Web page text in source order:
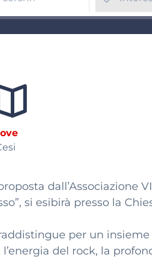
dall’Associazione
si esibirà presso la
per un
del rock, la